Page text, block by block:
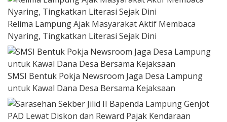
Relima Lampung Ajak Masyarakat Aktif Membaca
Nyaring, Tingkatkan Literasi Sejak Dini
SMSI Bentuk Pokja Newsroom Jaga Desa Lampung
untuk Kawal Dana Desa Bersama Kejaksaan